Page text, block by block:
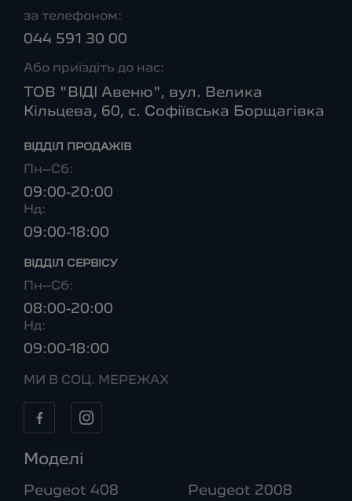
за телефоном:
044 591 30 00
Або приїздіть до нас:
ТОВ "ВІДІ Авеню", вул. Велика
Кільцева, 60, с. Софіївська Борщагівка
ВІДДІЛ ПРОДАЖІВ
Пн–Сб:
09:00-20:00
Нд:
09:00-18:00
ВІДДІЛ CЕРВІСУ
Пн–Сб:
08:00-20:00
Нд:
09:00-18:00
МИ В СОЦ. МЕРЕЖАХ
Моделі
Peugeot 408 Peugeot 2008